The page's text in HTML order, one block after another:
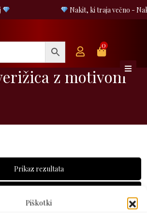
Piškotki
Nakit, ki traja večno -
0
z motivom
Prikaz rezultata